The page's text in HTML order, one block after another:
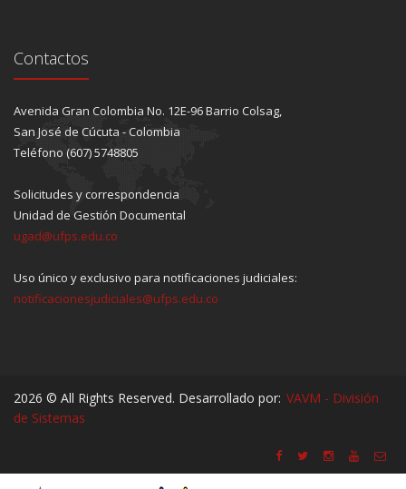
Contactos
Avenida Gran Colombia No. 12E-96 Barrio Colsag,
San José de Cúcuta - Colombia
Teléfono (607) 5748805
Solicitudes y correspondencia
Unidad de Gestión Documental
ugad@ufps.edu.co
Uso único y exclusivo para notificaciones judiciales:
notificacionesjudiciales@ufps.edu.co
2026 © All Rights Reserved. Desarrollado por: VAVM - División
de Sistemas